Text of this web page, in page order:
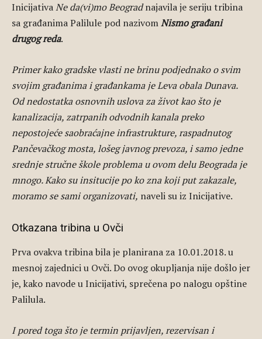
InicijativaNe da(vi)mo Beogradnajavila je seriju tribina
sa građanima Palilule pod nazivomNismo građani
drugog reda.
Primer kako gradske vlasti ne brinu podjednako o svim
svojim građanima i građankama je Leva obala Dunava.
Od nedostatka osnovnih uslova za život kao što je
kanalizacija, zatrpanih odvodnih kanala preko
nepostojeće saobraćajne infrastrukture, raspadnutog
Pančevačkog mosta, lošeg javnog prevoza, i samo jedne
srednje stručne škole problema u ovom delu Beograda je
mnogo. Kako su insitucije po ko zna koji put zakazale,
moramo se sami organizovati, naveli su iz Inicijative.
Otkazana tribina u Ovči
Prva ovakva tribina bila je planirana za 10.01.2018. u
mesnoj zajednici u Ovči. Do ovog okupljanja nije došlo jer
je, kako navode u Inicijativi, sprečena po nalogu opštine
Palilula.
I pored toga što je termin prijavljen, rezervisan i